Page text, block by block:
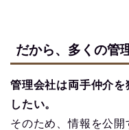
だから、多くの管
管理会社は両手仲介
したい。
そのため、情報を公